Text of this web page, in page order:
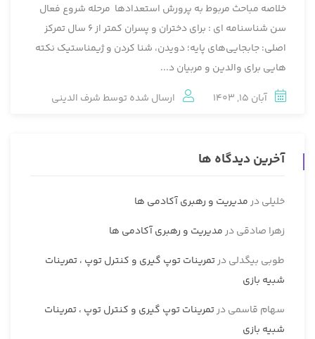
خلاصه‏ مباحث مربوط به پرورش استعدادها مرحله شروع فعال
سن شناسنامه ای : برای دختران و پسران کمتر از 6 سال تمرکز
اصلی: جابجایی‌های پایه؛ دویدن، شنا کردن و ژیمناستیک نکته
هایی برای والدین و مربیان د...
آبان 15, 1403
ارسال شده توسط شرف الدینی
آخرین دیدگاه ها
خلیلیدرمدیریت و رهبری آکادمی ها
زهرا صادقیدرمدیریت و رهبری آکادمی ها
طوبی بیگدلیدرتمرینات توپ گیری و کنترل توپ ، تمرینات
شبیه بازی
سهام قاسمیدرتمرینات توپ گیری و کنترل توپ ، تمرینات
شبیه بازی